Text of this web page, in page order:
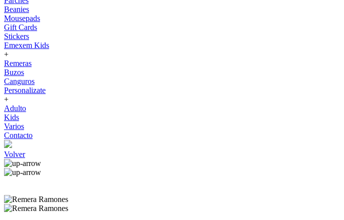
Beanies
Mousepads
Gift Cards
Stickers
Emexem Kids
+
Remeras
Buzos
Canguros
Personalizate
+
Adulto
Kids
Varios
Contacto
Volver